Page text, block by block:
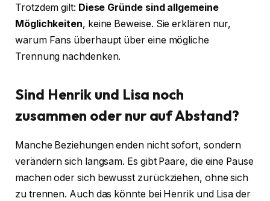
Trotzdem gilt: Diese Gründe sind allgemeine
Möglichkeiten, keine Beweise. Sie erklären nur,
warum Fans überhaupt über eine mögliche
Trennung nachdenken.
Sind Henrik und Lisa noch
zusammen oder nur auf Abstand?
Manche Beziehungen enden nicht sofort, sondern
verändern sich langsam. Es gibt Paare, die eine Pause
machen oder sich bewusst zurückziehen, ohne sich
zu trennen. Auch das könnte bei Henrik und Lisa der